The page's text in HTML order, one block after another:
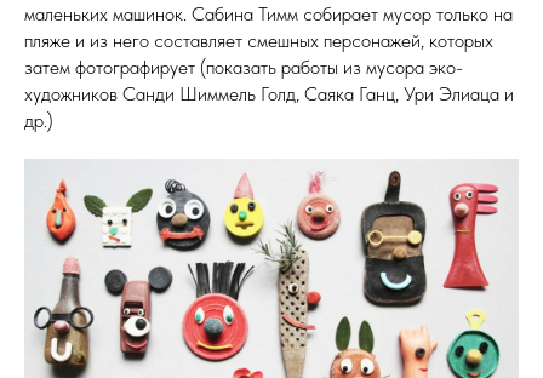
маленьких машинок. Сабина Тимм собирает мусор только на
пляже и из него составляет смешных персонажей, которых
затем фотографирует (показать работы из мусора эко-
художников Санди Шиммель Голд, Саяка Ганц, Ури Элиаца и
др.)